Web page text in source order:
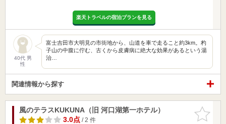
楽天トラベルの宿泊プランを見る
40代 男
性
富士吉田市大明見の市街地から、山道を車で走ること約3km。杓
子山の中腹に佇む、古くから皮膚病に絶大な効果があるという湯
治…
関連情報から探す
お気に入
りに追加
風のテラスKUKUNA（旧 河口湖第一ホテル）
3.0点/ 2 件